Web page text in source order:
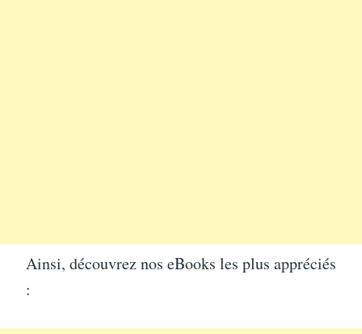
Ainsi, découvrez nos eBooks les plus appréciés
: